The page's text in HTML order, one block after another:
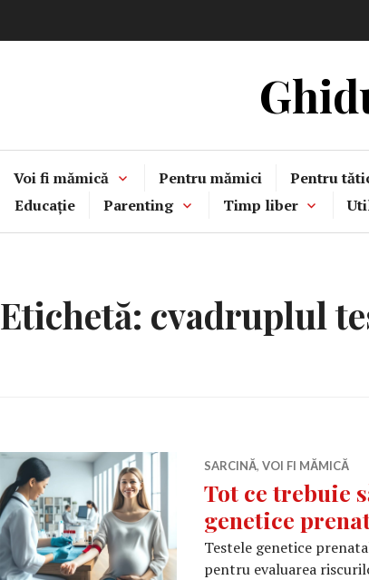
Voi fi mămică Pentru mămici Pentru
Educație
Parenting Timp liber
Etichetă: cvadruplul
SARCINĂ, VOI FI MĂMICĂ
Tot ce trebuie
genetice
Testele genetice
pentru evaluarea